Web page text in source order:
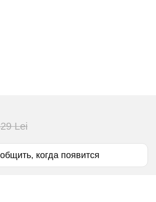
Lei
когда появится